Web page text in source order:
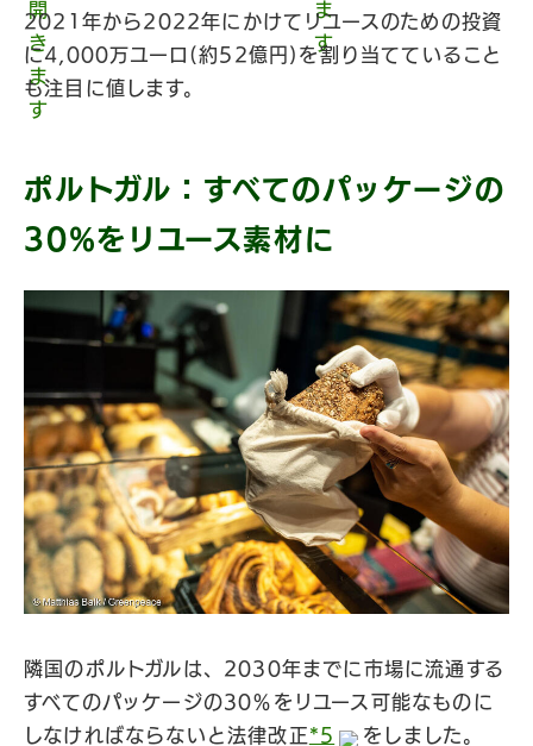
2021年から2022年にかけてリユースのための投資
に4,000万ユーロ(約52億円)を割り当てていること
も注目に値します。
ポルトガル：すべてのパッケージの
30%をリユース素材に
隣国のポルトガルは、2030年までに市場に流通する
すべてのパッケージの30％をリユース可能なものに
しなければならないと法律改正*5 をしました。